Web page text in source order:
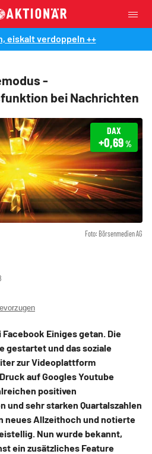
eiskalt verdoppeln ++
-
bei Nachrichten
Foto: Börsenmedien AG
DAX
+0,69%
Einiges getan. Die
gestartet und das soziale
zur Videoplattform
auf Googles Youtube
positiven
und sehr starken Quartalszahlen
neues Allzeithoch und notierte
Nun wurde bekannt,
ein zusätzliches Feature